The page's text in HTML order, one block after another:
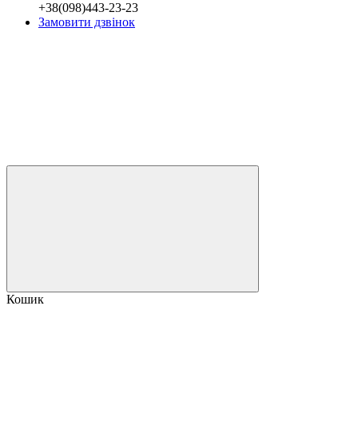
+38(098)443-23-23
Замовити дзвінок
Кошик